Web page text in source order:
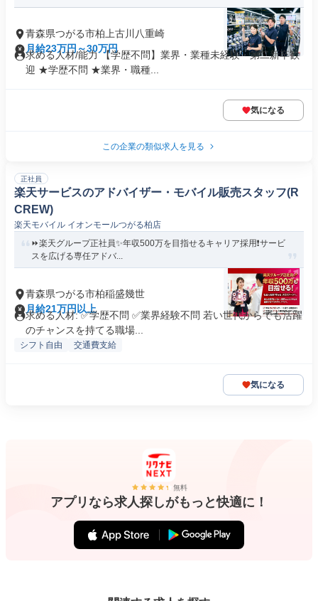
青森県つがる市柏上古川八重崎
月給23万円～30万円
求める人材/能力 【学歴不問】業界・業種未経験・第⼆新卒歓
迎 ★学歴不問 ★業界・職種...
気になる
この企業の類似求人を見る
正社員
楽天サービスのアドバイザー・モバイル販売スタッフ(R
CREW)
楽天モバイル イオンモールつがる柏店
⏩️楽天グループ正社員✨️年収500万を目指せるキャリア採用❗️サービ
スを広げる専任アドバ...
青森県つがる市柏稲盛幾世
月給21万円以上
求める人材: ✅学歴不問 ✅業界経験不問 若い世代からでも活躍
のチャンスを持てる職場...
シフト自由 交通費支給
気になる
無料
アプリなら求人探しがもっと快適に！